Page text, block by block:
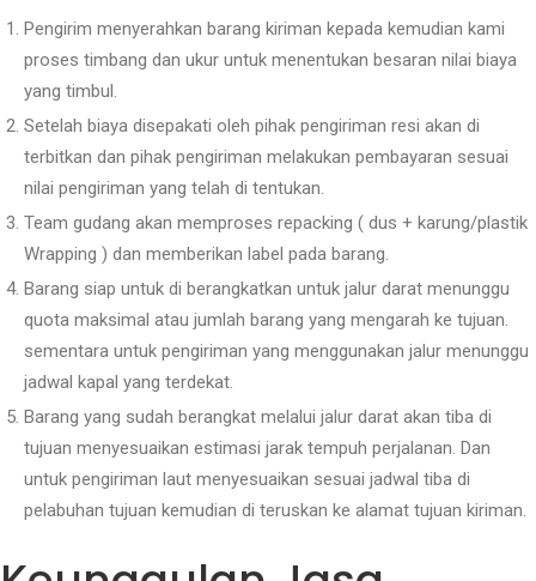
Pengirim menyerahkan barang kiriman kepada kemudian kami
proses timbang dan ukur untuk menentukan besaran nilai biaya
yang timbul.
Setelah biaya disepakati oleh pihak pengiriman resi akan di
terbitkan dan pihak pengiriman melakukan pembayaran sesuai
nilai pengiriman yang telah di tentukan.
Team gudang akan memproses repacking ( dus + karung/plastik
Wrapping ) dan memberikan label pada barang.
Barang siap untuk di berangkatkan untuk jalur darat menunggu
quota maksimal atau jumlah barang yang mengarah ke tujuan.
sementara untuk pengiriman yang menggunakan jalur menunggu
jadwal kapal yang terdekat.
Barang yang sudah berangkat melalui jalur darat akan tiba di
tujuan menyesuaikan estimasi jarak tempuh perjalanan. Dan
untuk pengiriman laut menyesuaikan sesuai jadwal tiba di
pelabuhan tujuan kemudian di teruskan ke alamat tujuan kiriman.